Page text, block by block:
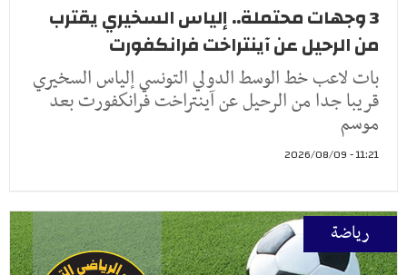
3 وجهات محتملة.. إلياس السخيري يقترب
من الرحيل عن آينتراخت فرانكفورت
بات لاعب خط الوسط الدولي التونسي إلياس السخيري
قريبا جدا من الرحيل عن آينتراخت فرانكفورت بعد
موسم
11:21 - 2026/08/09
رياضة